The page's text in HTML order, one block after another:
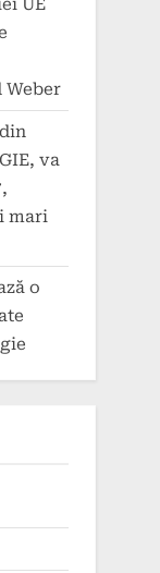
UE
Weber
va
mari
o